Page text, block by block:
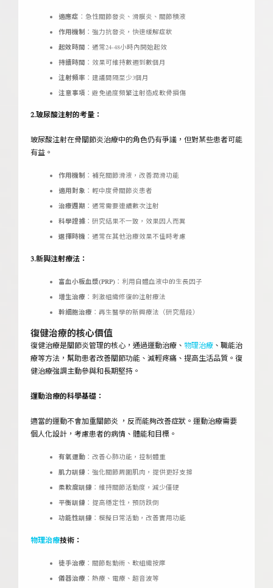
適應症 ：急性關節發炎、滑膜炎、關節積液
作用機制 ：強力抗發炎，快速緩解症狀
起效時間 ：通常24-48小時內開始起效
持續時間 ：效果可維持數週到數個月
注射頻率 ：建議間隔至少3個月
注意事項 ：避免過度頻繁注射造成軟骨損傷
2.玻尿酸注射的考量：
玻尿酸注射在骨關節炎治療中的角色仍有爭議，但對某些患者可能
有益。
作用機制 ：補充關節滑液，改善潤滑功能
適用對象 ：輕中度骨關節炎患者
治療週期 ：通常需要連續數次注射
科學證據 ：研究結果不一致，效果因人而異
選擇時機 ：通常在其他治療效果不佳時考慮
3.新興注射療法：
富血小板血漿(PRP) ：利用自體血液中的生長因子
增生治療 ：刺激組織修復的注射療法
幹細胞治療 ：再生醫學的新興療法（研究階段）
復健治療的核心價值
復健治療是關節炎管理的核心，通過運動治療、 物理治療 、職能治
療等方法，幫助患者改善關節功能、減輕疼痛、提高生活品質。復
健治療強調主動參與和長期堅持。
運動治療的科學基礎：
適當的運動不會加重關節炎 ，反而能夠改善症狀。運動治療需要
個人化設計，考慮患者的病情、體能和目標。
有氧運動 ：改善心肺功能，控制體重
肌力訓練 ：強化關節周圍肌肉，提供更好支撐
柔軟度訓練 ：維持關節活動度，減少僵硬
平衡訓練 ：提高穩定性，預防跌倒
功能性訓練 ：模擬日常活動，改善實用功能
物理治療技術：
徒手治療 ：關節鬆動術、軟組織按摩
儀器治療 ：熱療、電療、超音波等